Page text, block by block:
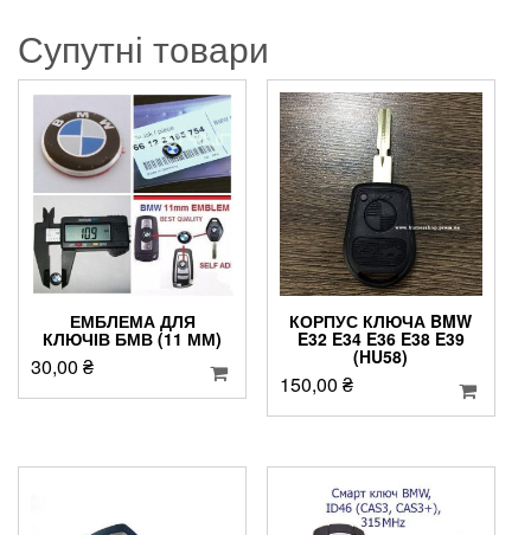
Супутні товари
ЕМБЛЕМА ДЛЯ
КЛЮЧІВ БМВ (11 ММ)
30,00 ₴
КОРПУС КЛЮЧА BMW
E32 E34 E36 E38 E39
(HU58)
150,00 ₴